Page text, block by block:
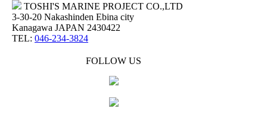
TOSHI'S MARINE PROJECT CO.,LTD
3-30-20 Nakashinden Ebina city
Kanagawa JAPAN 2430422
TEL: 046-234-3824
FOLLOW US